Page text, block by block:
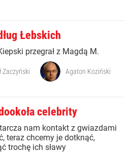
Łebskich
przegrał z Magdą M.
Zaczyński Agaton Koziński
celebrity
nam kontakt z gwiazdami
teraz chcemy je dotknąć,
trochę ich sławy